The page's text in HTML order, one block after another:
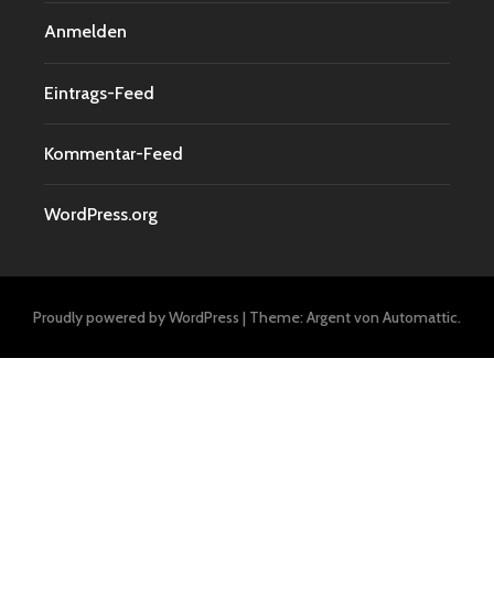
Anmelden
Eintrags-Feed
Kommentar-Feed
WordPress.org
Proudly powered by WordPress | Theme: Argent von Automattic.